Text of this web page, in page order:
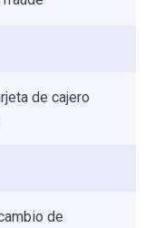
de cajero
de